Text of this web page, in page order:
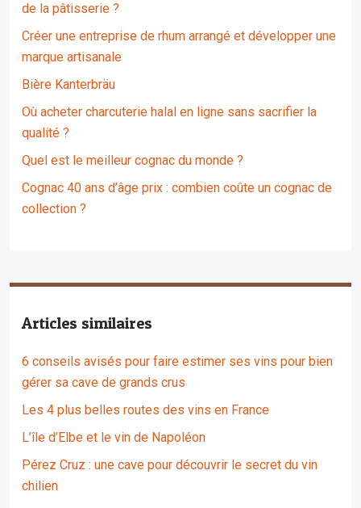
de la pâtisserie ?
Créer une entreprise de rhum arrangé et développer une
marque artisanale
Bière Kanterbräu
Où acheter charcuterie halal en ligne sans sacrifier la
qualité ?
Quel est le meilleur cognac du monde ?
Cognac 40 ans d’âge prix : combien coûte un cognac de
collection ?
Articles similaires
6 conseils avisés pour faire estimer ses vins pour bien
gérer sa cave de grands crus
Les 4 plus belles routes des vins en France
L’île d’Elbe et le vin de Napoléon
Pérez Cruz : une cave pour découvrir le secret du vin
chilien